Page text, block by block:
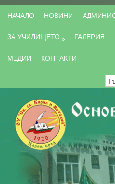
НАЧАЛО НОВИНИ
ЗА УЧИЛИЩЕТО » ГАЛЕРИЯ
МЕДИИ КОНТАКТИ